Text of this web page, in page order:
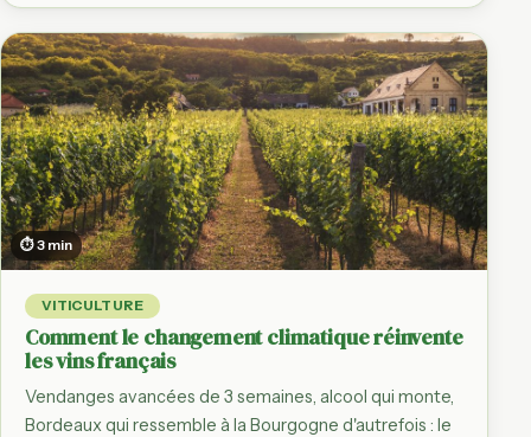
⏱ 3 min
VITICULTURE
Comment le changement climatique réinvente
les vins français
Vendanges avancées de 3 semaines, alcool qui monte,
Bordeaux qui ressemble à la Bourgogne d'autrefois : le